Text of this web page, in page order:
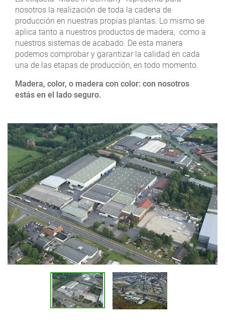
nosotros la realización de toda la cadena de
producción en nuestras propias plantas. Lo mismo se
aplica tanto a nuestros productos de madera, como a
nuestros sistemas de acabado. De esta manera
podemos comprobar y garantizar la calidad en cada
una de las etapas de producción, en todo momento.
Madera, color, o madera con color: con nosotros
estás en el lado seguro.